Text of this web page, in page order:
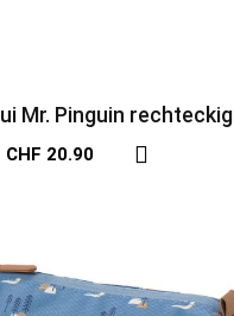
Mr. Pinguin rechteckig
CHF 20.90